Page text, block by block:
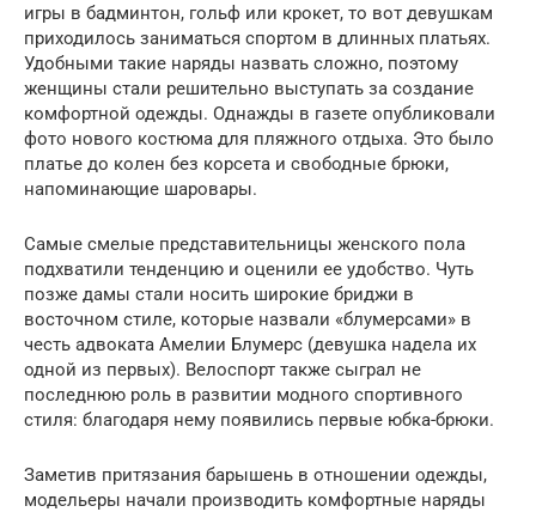
игры в бадминтон, гольф или крокет, то вот девушкам
приходилось заниматься спортом в длинных платьях.
Удобными такие наряды назвать сложно, поэтому
женщины стали решительно выступать за создание
комфортной одежды. Однажды в газете опубликовали
фото нового костюма для пляжного отдыха. Это было
платье до колен без корсета и свободные брюки,
напоминающие шаровары.
Самые смелые представительницы женского пола
подхватили тенденцию и оценили ее удобство. Чуть
позже дамы стали носить широкие бриджи в
восточном стиле, которые назвали «блумерсами» в
честь адвоката Амелии Блумерс (девушка надела их
одной из первых). Велоспорт также сыграл не
последнюю роль в развитии модного спортивного
стиля: благодаря нему появились первые юбка-брюки.
Заметив притязания барышень в отношении одежды,
модельеры начали производить комфортные наряды